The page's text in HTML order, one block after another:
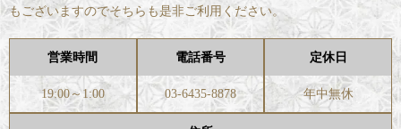
もございますのでそちらも是非ご利用ください。
営業時間
19:00～1:00
電話番号
03-6435-8878
定休日
年中無休